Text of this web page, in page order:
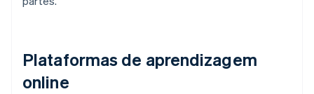
Plataformas de aprendizagem
online